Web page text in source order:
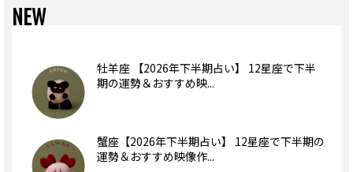
NEW
牡羊座 【2026年下半期占い】 12星座で下半
期の運勢＆おすすめ映...
蟹座【2026年下半期占い】 12星座で下半期の
運勢＆おすすめ映像作...